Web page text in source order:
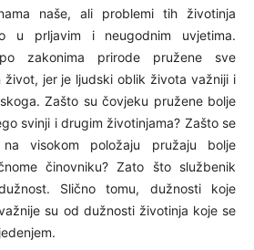
naše, ali problemi tih životinja
u prljavim i neugodnim uvjetima.
zakonima prirode pružene sve
jer je ljudski oblik života važniji i
Zašto su čovjeku pružene bolje
svinji i drugim životinjama? Zašto se
na visokom položaju pružaju bolje
činovniku? Zato što službenik
Slično tomu, dužnosti koje
su od dužnosti životinja koje se